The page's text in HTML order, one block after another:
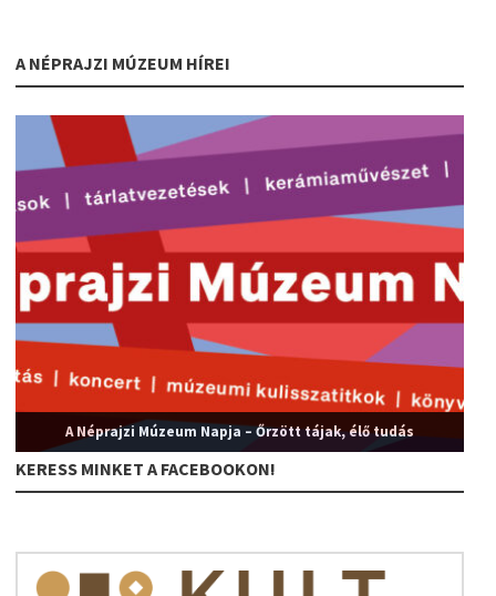
A NÉPRAJZI MÚZEUM HÍREI
A Néprajzi Múzeum Napja – Őrzött tájak, élő tudás
KERESS MINKET A FACEBOOKON!